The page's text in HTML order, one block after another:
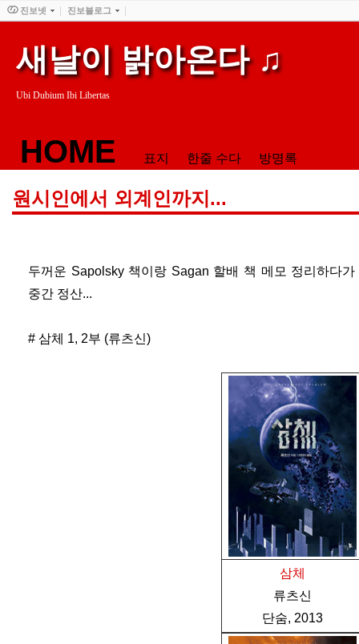
새날이 밝아온다 ♫
Ubi Dubium Ibi Libertas
HOME 표지 한줄 수다 방명록
원시인에서 외계인까지...
두꺼운 Sapolsky 책이랑 Sagan 할배 책 메모 정리하다
중간 정산...
# 삼체 1, 2부 (류츠신)
삼체
류츠신
단숨, 2013
진보넷 진보블로그